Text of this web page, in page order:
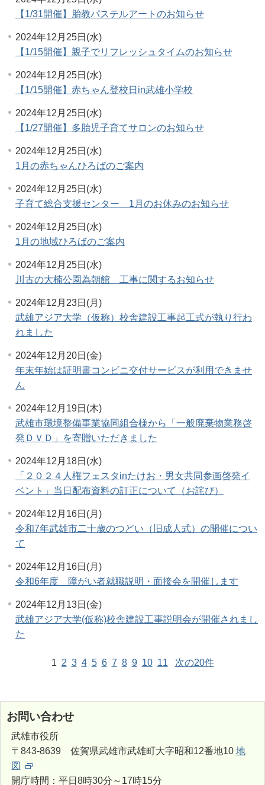
【1/31開催】胎教パステルアートのお知らせ
2024年12月25日(水)
【1/15開催】親子でリフレッシュタイムのお知らせ
2024年12月25日(水)
【1/15開催】赤ちゃん登校日in武雄小学校
2024年12月25日(水)
【1/27開催】多胎児子育てサロンのお知らせ
2024年12月25日(水)
1月の赤ちゃんひろばのご案内
2024年12月25日(水)
子育て総合支援センター 1月のお休みのお知らせ
2024年12月25日(水)
1月の地域ひろばのご案内
2024年12月25日(水)
川古の大楠公園為朝館 工事に関するお知らせ
2024年12月23日(月)
武雄アジア大学（仮称）校舎建設工事起工式が執り行わ
れました
2024年12月20日(金)
年末年始は証明書コンビニ交付サービスが利用できませ
ん
2024年12月19日(木)
武雄市環境整備事業協同組合様から「一般廃棄物業務啓
発ＤＶＤ」を寄贈いただきました
2024年12月18日(水)
「２０２４人権フェスタinたけお・男女共同参画啓発イ
ベント」当日配布資料の訂正について（お詫び）
2024年12月16日(月)
令和7年武雄市二十歳のつどい（旧成人式）の開催につい
て
2024年12月16日(月)
令和6年度 障がい者就職説明・面接会を開催します
2024年12月13日(金)
武雄アジア大学(仮称)校舎建設工事説明会が開催されまし
た
1 2 3 4 5 6 7 8 9 10 11 次の20件
お問い合わせ
武雄市役所
〒843-8639 佐賀県武雄市武雄町大字昭和12番地10 地
図
開庁時間：平日8時30分～17時15分